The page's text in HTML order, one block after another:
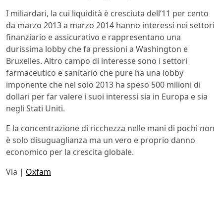
I miliardari, la cui liquidità è cresciuta dell’11 per cento
da marzo 2013 a marzo 2014 hanno interessi nei settori
finanziario e assicurativo e rappresentano una
durissima lobby che fa pressioni a Washington e
Bruxelles. Altro campo di interesse sono i settori
farmaceutico e sanitario che pure ha una lobby
imponente che nel solo 2013 ha speso 500 milioni di
dollari per far valere i suoi interessi sia in Europa e sia
negli Stati Uniti.
E la concentrazione di ricchezza nelle mani di pochi non
è solo disuguaglianza ma un vero e proprio danno
economico per la crescita globale.
Via | Oxfam